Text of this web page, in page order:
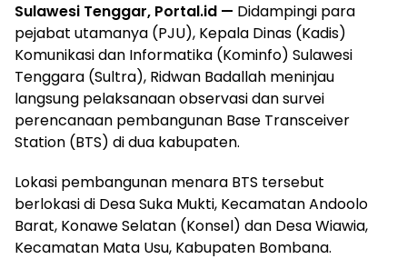
Sulawesi Tenggar, Portal.id — Didampingi para
pejabat utamanya (PJU), Kepala Dinas (Kadis)
Komunikasi dan Informatika (Kominfo) Sulawesi
Tenggara (Sultra), Ridwan Badallah meninjau
langsung pelaksanaan observasi dan survei
perencanaan pembangunan Base Transceiver
Station (BTS) di dua kabupaten.
Lokasi pembangunan menara BTS tersebut
berlokasi di Desa Suka Mukti, Kecamatan Andoolo
Barat, Konawe Selatan (Konsel) dan Desa Wiawia,
Kecamatan Mata Usu, Kabupaten Bombana.